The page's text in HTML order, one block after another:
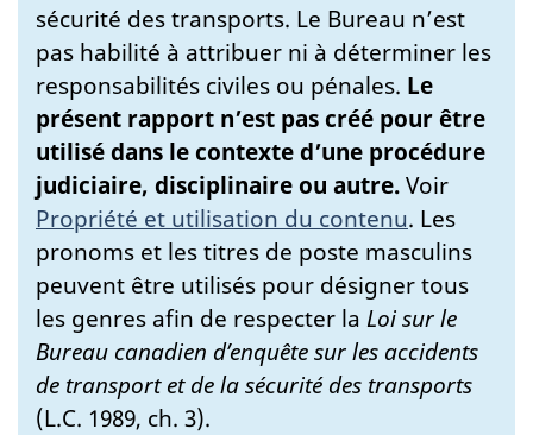
sécurité des transports. Le Bureau n’est
pas habilité à attribuer ni à déterminer les
responsabilités civiles ou pénales. Le
présent rapport n’est pas créé pour être
utilisé dans le contexte d’une procédure
judiciaire, disciplinaire ou autre.Voir
Propriété et utilisation du contenu. Les
pronoms et les titres de poste masculins
peuvent être utilisés pour désigner tous
les genres afin de respecter la Loi sur le
Bureau canadien d’enquête sur les accidents
de transport et de la sécurité des transports
(L.C. 1989, ch. 3).